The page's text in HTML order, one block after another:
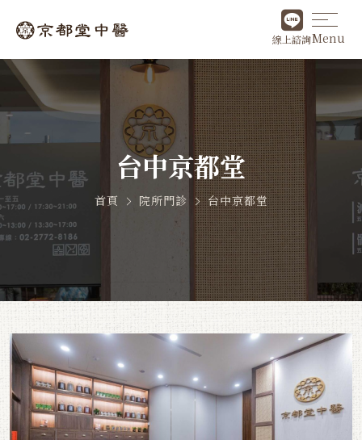
線上諮詢Menu
台中京都堂
首頁 院所門診 台中京都堂